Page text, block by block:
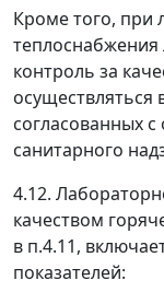
Кроме того, при
контроль за
осуществляться
согласованных
санитарного
4.12.
качеством
в п.4.11,
показателей: